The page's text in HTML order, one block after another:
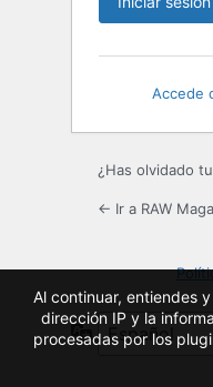
Accede
¿Has olvidado
← Ir a RAW
Idioma
Al continuar, entiendes
dirección IP y la
procesadas por los